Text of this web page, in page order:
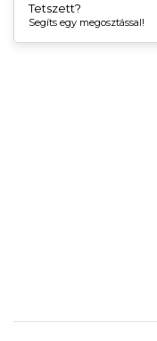
Tetszett?
Segíts egy megosztással!